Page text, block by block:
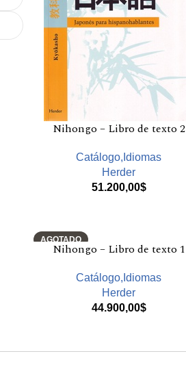
Nihongo – Libro de texto 2
Catálogo,Idiomas
Herder
51.200,00$
AGOTADO
Nihongo – Libro de texto 1
Catálogo,Idiomas
Herder
44.900,00$